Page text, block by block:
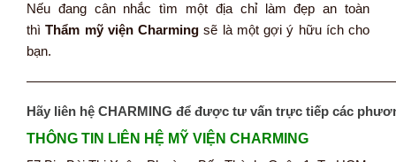
Nếu đang cân nhắc tìm một địa chỉ làm đẹp an toàn
thìThẩm mỹ viện Charming sẽ là một gợi ý hữu ích cho
bạn.
Hãy liên hệ CHARMING để được tư vấn trực tiếp các
THÔNG TIN LIÊN HỆ MỸ VIỆN CHARMING